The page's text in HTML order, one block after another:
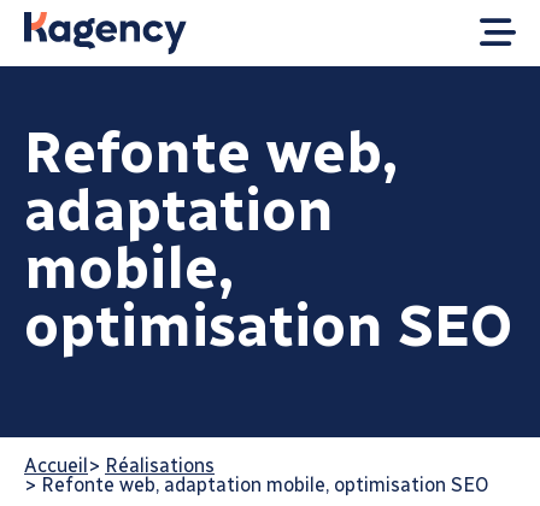
Refonte web,
adaptation
mobile,
optimisation SEO
Accueil> Réalisations
> Refonte web, adaptation mobile, optimisation SEO